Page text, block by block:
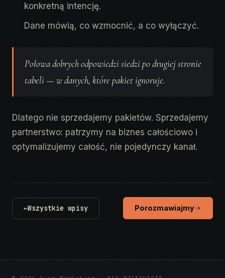
konkretną intencję.
Dane mówią, co wzmocnić, a co wyłączyć.
Połowa dobrych odpowiedzi siedzi po drugiej stronie
tabeli — w danych, które pakiet ignoruje.
Dlatego nie sprzedajemy pakietów. Sprzedajemy
partnerstwo: patrzymy na biznes całościowo i
optymalizujemy całość, nie pojedynczy kanał.
←Wszystkie wpisy Porozmawiajmy